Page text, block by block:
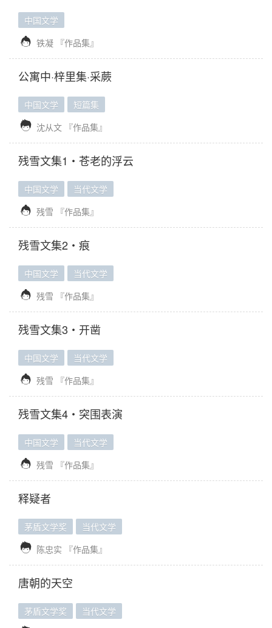
中国文学
 铁凝 『作品集』
公寓中·梓里集·采蕨
中国文学 短篇集
 沈从文 『作品集』
残雪文集1・苍老的浮云
中国文学 当代文学
 残雪 『作品集』
残雪文集2・痕
中国文学 当代文学
 残雪 『作品集』
残雪文集3・开凿
中国文学 当代文学
 残雪 『作品集』
残雪文集4・突围表演
中国文学 当代文学
 残雪 『作品集』
释疑者
茅盾文学奖 当代文学
 陈忠实 『作品集』
唐朝的天空
茅盾文学奖 当代文学